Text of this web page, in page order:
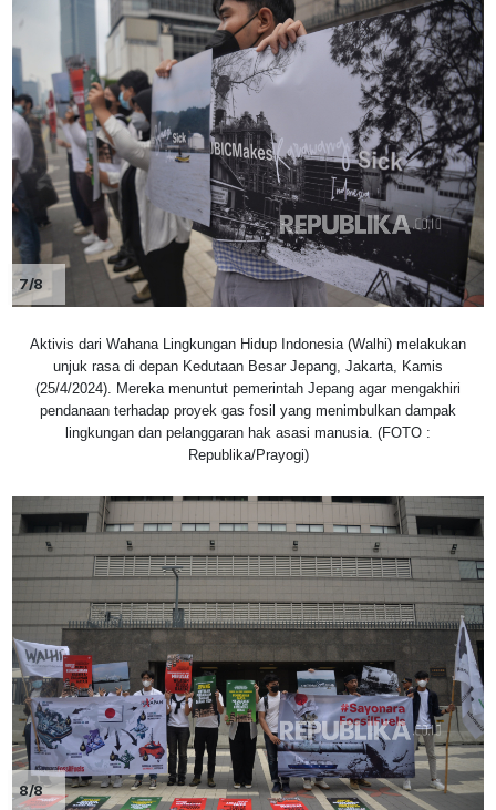
7/8
Aktivis dari Wahana Lingkungan Hidup Indonesia (Walhi) melakukan
unjuk rasa di depan Kedutaan Besar Jepang, Jakarta, Kamis
(25/4/2024). Mereka menuntut pemerintah Jepang agar mengakhiri
pendanaan terhadap proyek gas fosil yang menimbulkan dampak
lingkungan dan pelanggaran hak asasi manusia. (FOTO :
Republika/Prayogi)
8/8